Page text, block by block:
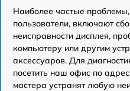
Наиболее частые
пользователи, включают
неисправности дисплея,
компьютеру или другим
аксессуаров. Для
посетить наш офис по
мастера устранят любую